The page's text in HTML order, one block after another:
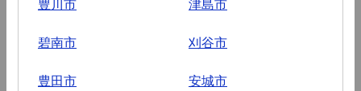
豊川市 津島市
碧南市 刈谷市
豊田市 安城市